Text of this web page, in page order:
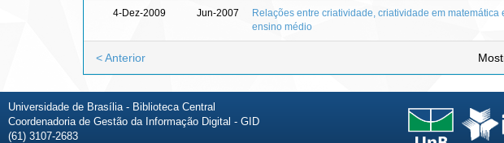
4-Dez-2009 Jun-2007
Relações entre criatividade, criatividade em
ensino médio
< Anterior
Universidade de Brasília - Biblioteca Central
Coordenadoria de Gestão da Informação Digital - GID
(61) 3107-2683